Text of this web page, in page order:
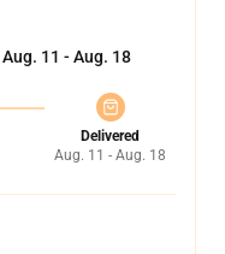
Aug. 11 - Aug. 18
Delivered
Aug. 11 - Aug. 18